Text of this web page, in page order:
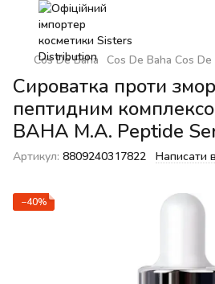
Cos De Baha Cos De Baha Cos De
Сироватка проти
пептидним
BAHA M.A. Peptide
Артикул: 8809240317822 Написати
−40%